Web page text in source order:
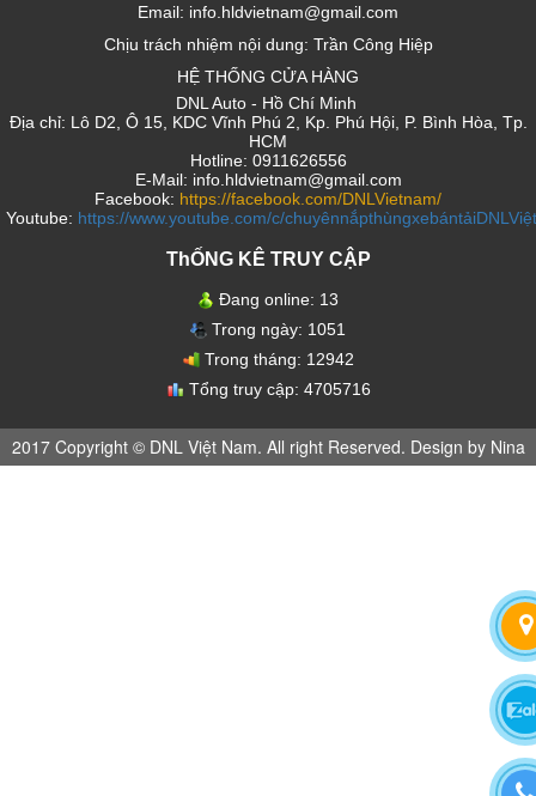
Email: info.hldvietnam@gmail.com
Chịu trách nhiệm nội dung: Trần Công Hiệp
HỆ THỐNG CỬA HÀNG
DNL Auto - Hồ Chí Minh
Địa chỉ: Lô D2, Ô 15, KDC Vĩnh Phú 2, Kp. Phú Hội, P. Bình Hòa, Tp.
HCM
Hotline: 0911626556
E-Mail: info.hldvietnam@gmail.com
Facebook: https://facebook.com/DNLVietnam/
Youtube: https://www.youtube.com/c/
ThỐNG KÊ TRUY CẬP
Đang online: 13
Trong ngày: 1051
Trong tháng: 12942
Tổng truy cập: 4705716
2017 Copyright © DNL Việt Nam. All right Reserved. Design by Nina